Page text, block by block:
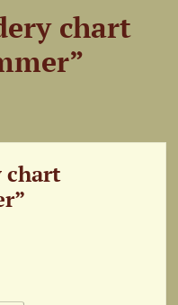
chart
chart